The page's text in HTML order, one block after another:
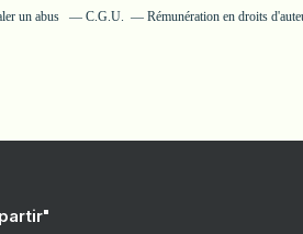
un abus C.G.U. Rémunération en droits